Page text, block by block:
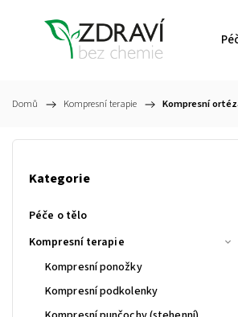
Domů / Kompresní terapie / Kompresní
Kategorie
Péče o tělo
Kompresní terapie
Kompresní ponožky
Kompresní podkolenky